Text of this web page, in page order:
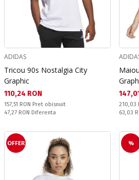
ADIDAS
Tricou 90s Nostalgia City
Graphic
Текуща цена:
110,24 RON
Pret obisnuit:
157,51 RON Pret obisnuit
Спестявате:
47,27 RON Diferenta
Pret
210,03
63,03
OFFER %